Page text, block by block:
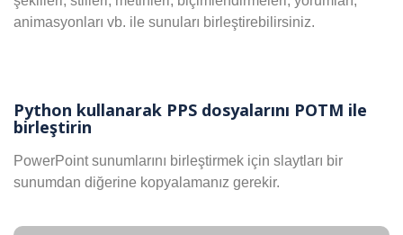
animasyonları vb. ile sunuları birleştirebilirsiniz.
Python kullanarak PPS dosyalarını POTM ile
birleştirin
PowerPoint sunumlarını birleştirmek için slaytları bir
sunumdan diğerine kopyalamanız gerekir.